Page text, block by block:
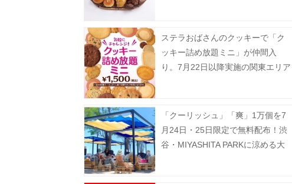
ステラおばさんのクッキーで「ク
ッキー詰め放題ミニ」が仲間入
り。7月22日以降実施の関東エリア
「クーリッシュ」「爽」1万個を7
月24日・25日限定で無料配布！渋
谷・MIYASHITA PARKに涼める大